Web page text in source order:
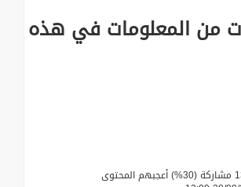
من المعلومات في هذه